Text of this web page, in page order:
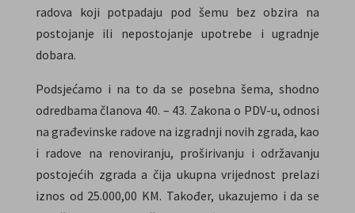
radova koji potpadaju pod šemu bez obzira na
postojanje ili nepostojanje upotrebe i ugradnje
dobara.
Podsjećamo i na to da se posebna šema, shodno
odredbama članova 40. – 43. Zakona o PDV-u, odnosi
na građevinske radove na izgradnji novih zgrada, kao
i radove na renoviranju, proširivanju i održavanju
postojećih zgrada a čija ukupna vrijednost prelazi
iznos od 25.000,00 KM. Također, ukazujemo i da se